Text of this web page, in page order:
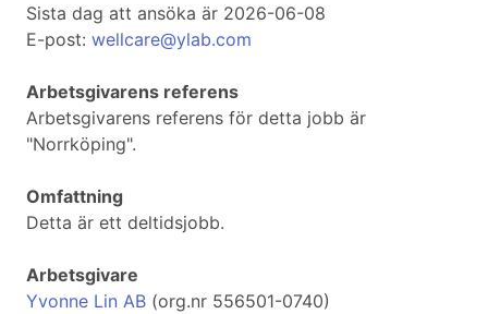
Sista dag att ansöka är 2026-06-08
E-post: wellcare@ylab.com
Arbetsgivarens referens
Arbetsgivarens referens för detta jobb är
"Norrköping".
Omfattning
Detta är ett deltidsjobb.
Arbetsgivare
Yvonne Lin AB (org.nr 556501-0740)